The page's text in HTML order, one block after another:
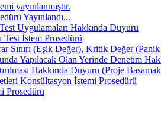
yayınlanmıştır.
Yayınlandı...
Uygulamaları Hakkında Duyuru
Test İstem Prosedürü
Sınırı (Eşik Değer), Kritik Değer
Yapılacak Olan Yerinde Denetim
Hakkında Duyuru (Proje
Konsültasyon İstemi Prosedürü
Prosedürü